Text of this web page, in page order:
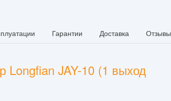
Гарантии Доставка Отзывы
Longfian JAY-10 (1 выход